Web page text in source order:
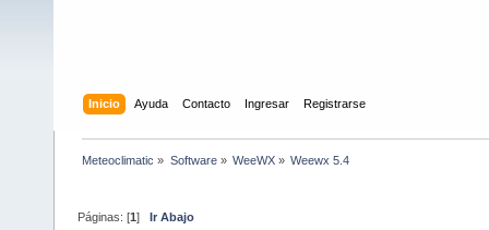
Inicio Ayuda Contacto Ingresar Registrarse
Meteoclimatic » Software» WeeWX» Weewx 5.4
Páginas: [1]Ir Abajo